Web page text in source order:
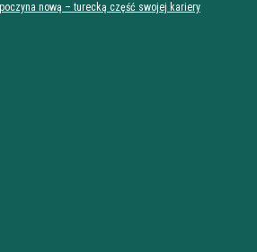
nową – turecką część swojej kariery